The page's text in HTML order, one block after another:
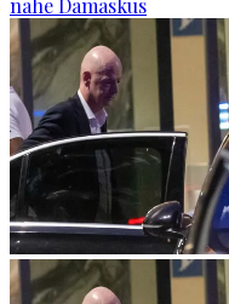
nahe Damaskus